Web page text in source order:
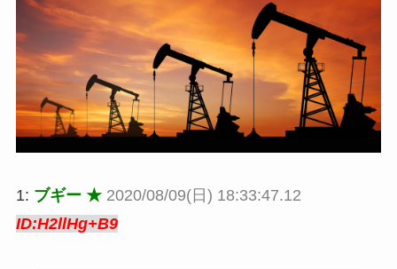
1: ブギー ★ 2020/08/09(日) 18:33:47.12
ID:H2llHg+B9